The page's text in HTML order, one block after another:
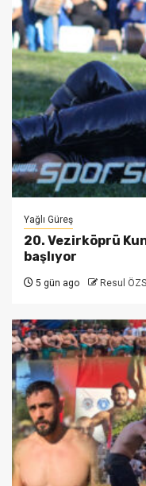
Yağlı Güreş
20. Vezirköprü
başlıyor
5 gün ago Resul